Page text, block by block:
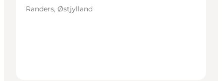
Randers, Østjylland